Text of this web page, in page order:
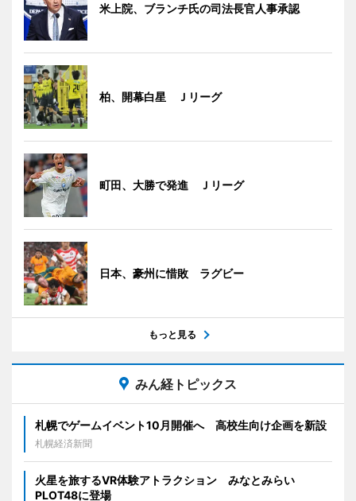
米上院、ブランチ氏の司法長官人事承認
柏、開幕白星 Ｊリーグ
町田、大勝で発進 Ｊリーグ
日本、豪州に惜敗 ラグビー
もっと見る
みん経トピックス
札幌でゲームイベント10月開催へ 高校生向け企画を新設
札幌経済新聞
火星を旅するVR体験アトラクション みなとみらい
PLOT48に登場